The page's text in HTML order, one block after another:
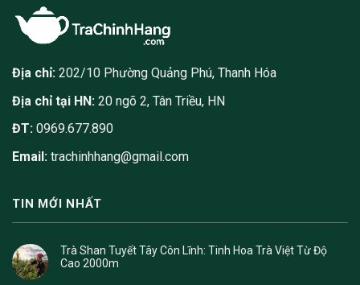
Địa chỉ: 202/10 Phường Quảng Phú, Thanh Hóa
Địa chỉ tại HN: 20 ngõ 2, Tân Triều, HN
ĐT: 0969.677.890
Email: trachinhhang@gmail.com
TIN MỚI NHẤT
Trà Shan Tuyết Tây Côn Lĩnh: Tinh Hoa Trà Việt Từ Độ
Cao 2000m